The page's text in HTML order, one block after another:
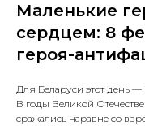
Маленькие
сердцем: 8
героя-
Для Беларуси этот день —
В годы Великой
сражались наравне со